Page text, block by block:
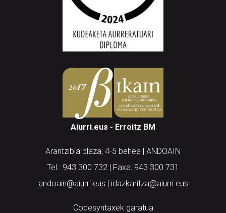
Aiurri.eus - Erroitz BM
Arantzibia plaza, 4-5 behea | ANDOAIN
Tel.: 943 300 732 | Faxa: 943 300 731
andoain@aiurri.eus | idazkaritza@aiurri.eus
Codesyntaxek garatua